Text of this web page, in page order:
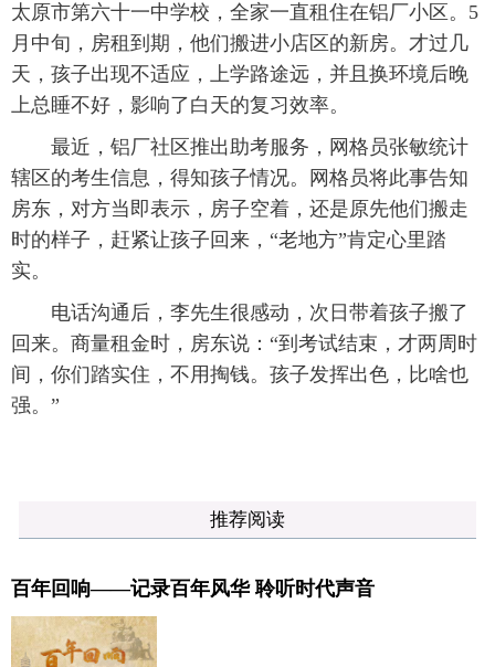
太原市第六十一中学校，全家一直租住在铝厂小区。5
月中旬，房租到期，他们搬进小店区的新房。才过几
天，孩子出现不适应，上学路途远，并且换环境后晚
上总睡不好，影响了白天的复习效率。
最近，铝厂社区推出助考服务，网格员张敏统计
辖区的考生信息，得知孩子情况。网格员将此事告知
房东，对方当即表示，房子空着，还是原先他们搬走
时的样子，赶紧让孩子回来，“老地方”肯定心里踏
实。
电话沟通后，李先生很感动，次日带着孩子搬了
回来。商量租金时，房东说：“到考试结束，才两周时
间，你们踏实住，不用掏钱。孩子发挥出色，比啥也
强。”
推荐阅读
百年回响——记录百年风华 聆听时代声音